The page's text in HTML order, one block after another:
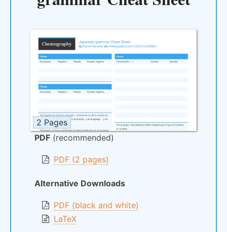
2 Pages
PDF (recommended)
PDF (2 pages)
Alternative Downloads
PDF (black and white)
LaTeX